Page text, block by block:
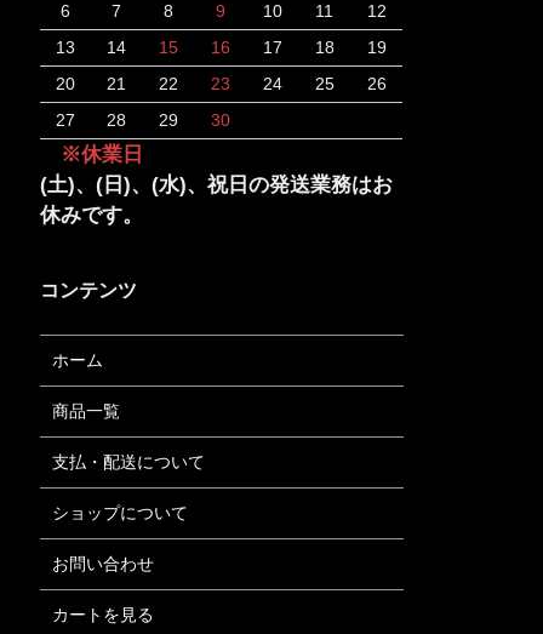
6
7 8 9 10 11
12
13
14 15 16 17 18
19
20
21 22 23 24 25
26
27
28 29 30
※休業日
(土)、(日)、(水)、祝日の発送業務はお
休みです。
コンテンツ
ホーム
商品一覧
支払・配送について
ショップについて
お問い合わせ
カートを見る